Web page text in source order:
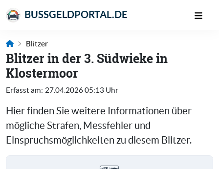
BUSSGELDPORTAL.DE
Blitzer
Blitzer in der 3. Südwieke in
Klostermoor
Erfasst am: 27.04.2026 05:13 Uhr
Hier finden Sie weitere Informationen über
mögliche Strafen, Messfehler und
Einspruchsmöglichkeiten zu diesem Blitzer.